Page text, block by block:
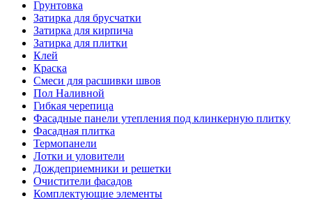
Грунтовка
Затирка для брусчатки
Затирка для кирпича
Затирка для плитки
Клей
Краска
Смеси для расшивки швов
Пол Наливной
Гибкая черепица
Фасадные панели утепления под клинкерную плитку
Фасадная плитка
Термопанели
Лотки и уловители
Дождеприемники и решетки
Очистители фасадов
Комплектующие элементы